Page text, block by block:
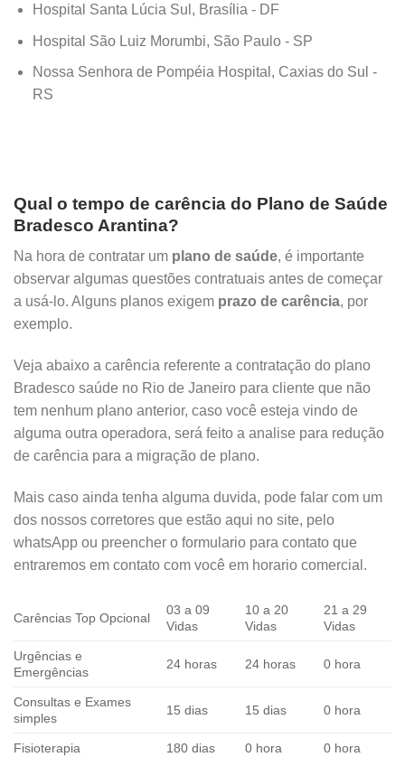
Hospital Santa Lúcia Sul, Brasília - DF
Hospital São Luiz Morumbi, São Paulo - SP
Nossa Senhora de Pompéia Hospital, Caxias do Sul -
RS
Qual o tempo de carência do Plano de Saúde
Bradesco Arantina?
Na hora de contratar um plano de saúde, é importante
observar algumas questões contratuais antes de começar
a usá-lo. Alguns planos exigem prazo de carência, por
exemplo.
Veja abaixo a carência referente a contratação do plano
Bradesco saúde no Rio de Janeiro para cliente que não
tem nenhum plano anterior, caso você esteja vindo de
alguma outra operadora, será feito a analise para redução
de carência para a migração de plano.
Mais caso ainda tenha alguma duvida, pode falar com um
dos nossos corretores que estão aqui no site, pelo
whatsApp ou preencher o formulario para contato que
entraremos em contato com você em horario comercial.
Carências Top Opcional
03 a 09
Vidas
10 a 20
Vidas
21 a 29
Vidas
Urgências e
Emergências
24 horas 24 horas 0 hora
Consultas e Exames
simples
15 dias 15 dias 0 hora
Fisioterapia 180 dias 0 hora 0 hora